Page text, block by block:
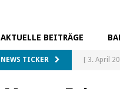
AKTUELLE BEITRÄGE
NEWS TICKER [ 3. April